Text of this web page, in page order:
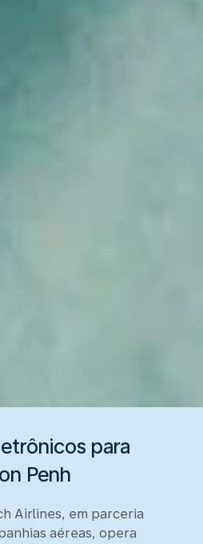
para
Penh
Airlines, em parceria
aéreas, opera